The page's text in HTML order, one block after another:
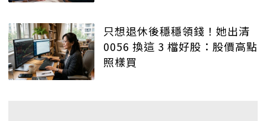
只想退休後穩穩領錢！她出清
0056 換這 3 檔好股：股價高點
照樣買